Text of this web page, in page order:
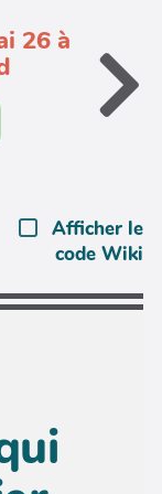
26 à
Afficher le
code Wiki